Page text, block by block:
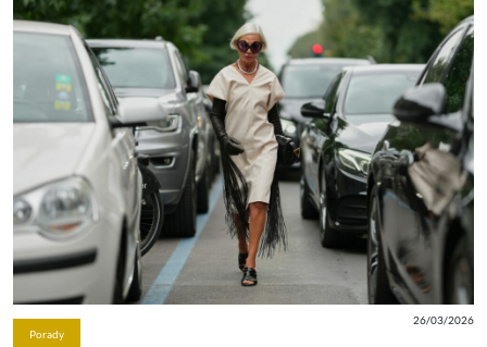
Porady
26/03/2026